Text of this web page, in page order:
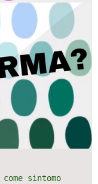
sintomo